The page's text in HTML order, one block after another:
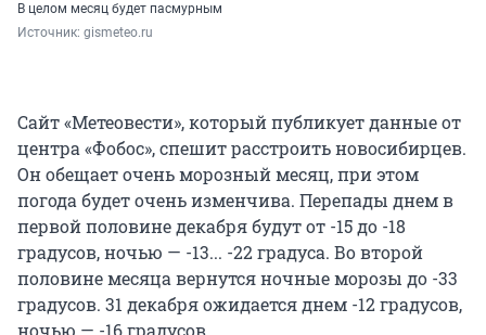
В целом месяц будет пасмурным
Источник: gismeteo.ru
Сайт «Метеовести», который публикует данные от
центра «Фобос», спешит расстроить новосибирцев.
Он обещает очень морозный месяц, при этом
погода будет очень изменчива. Перепады днем в
первой половине декабря будут от -15 до -18
градусов, ночью — -13... -22 градуса. Во второй
половине месяца вернутся ночные морозы до -33
градусов. 31 декабря ожидается днем -12 градусов,